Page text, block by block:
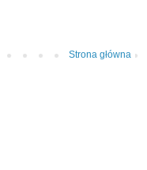
Strona główna